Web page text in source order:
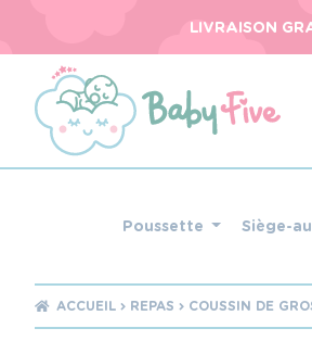
LIVRAISON
Poussette Siège-
ACCUEIL REPAS COUSSIN DE